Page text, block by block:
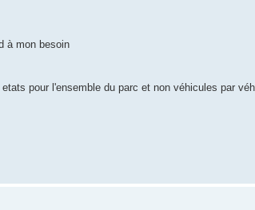
à mon besoin
pour l'ensemble du parc et non véhicules par